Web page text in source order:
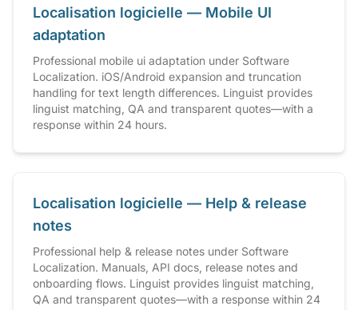
Localisation logicielle — Mobile UI
adaptation
Professional mobile ui adaptation under Software
Localization. iOS/Android expansion and truncation
handling for text length differences. Linguist provides
linguist matching, QA and transparent quotes—with a
response within 24 hours.
Localisation logicielle — Help & release
notes
Professional help & release notes under Software
Localization. Manuals, API docs, release notes and
onboarding flows. Linguist provides linguist matching,
QA and transparent quotes—with a response within 24